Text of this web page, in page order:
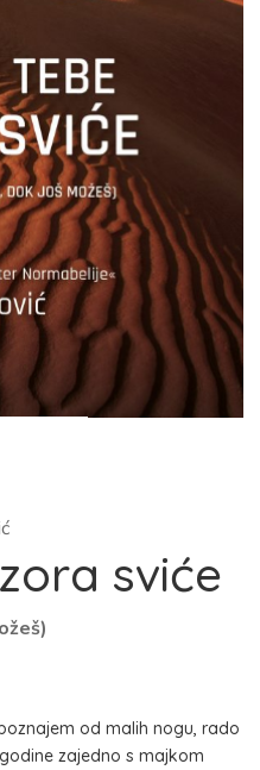
sviće
od malih nogu, rado
zajedno s majkom